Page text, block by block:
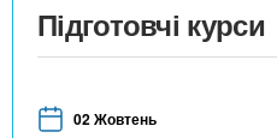
Підготовчі курси
02 Жовтень